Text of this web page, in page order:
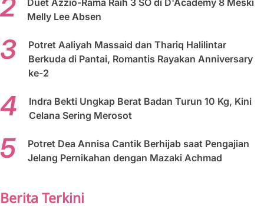
Melly Lee Absen
Potret Aaliyah Massaid dan Thariq Halilintar
Berkuda di Pantai, Romantis Rayakan Anniversary
ke-2
Indra Bekti Ungkap Berat Badan Turun 10 Kg, Kini
Celana Sering Merosot
Potret Dea Annisa Cantik Berhijab saat Pengajian
Jelang Pernikahan dengan Mazaki Achmad
Berita Terkini